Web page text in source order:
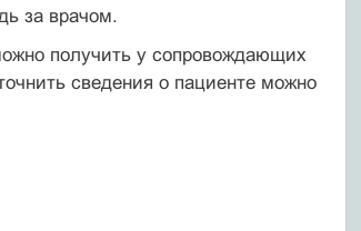
за врачом.
получить у сопровождающих
сведения о пациенте можно